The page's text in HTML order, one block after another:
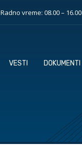
Radno vreme: 08.00 – 16.00
VESTI DOKUMENTI